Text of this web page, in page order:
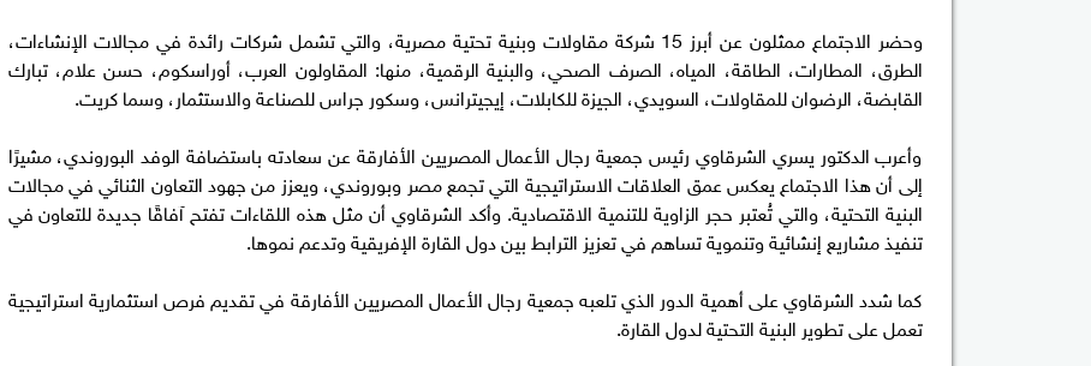
وحضر الاجتماع ممثلون عن أبرز 15 شركة مقاولات وبنية تحتية مصرية، والتي تشمل شركات رائدة في مجالات الإنشاءات،
الطرق، المطارات، الطاقة، المياه، الصرف الصحي، والبنية الرقمية، منها: المقاولون العرب، أوراسكوم، حسن علام، تبارك
القابضة، الرضوان للمقاولات، السويدي، الجيزة للكابلات، إيجيترانس، وسكور جراس للصناعة والاستثمار، وسما كريت.
وأعرب الدكتور يسري الشرقاوي رئيس جمعية رجال الأعمال المصريين الأفارقة عن سعادته باستضافة الوفد البوروندي، مشيرًا
إلى أن هذا الاجتماع يعكس عمق العلاقات الاستراتيجية التي تجمع مصر وبوروندي، ويعزز من جهود التعاون الثنائي في مجالات
البنية التحتية، والتي تُعتبر حجر الزاوية للتنمية الاقتصادية. وأكد الشرقاوي أن مثل هذه اللقاءات تفتح آفاقًا جديدة للتعاون في
تنفيذ مشاريع إنشائية وتنموية تساهم في تعزيز الترابط بين دول القارة الإفريقية وتدعم نموها.
كما شدد الشرقاوي على أهمية الدور الذي تلعبه جمعية رجال الأعمال المصريين الأفارقة في تقديم فرص استثمارية استراتيجية
تعمل على تطوير البنية التحتية لدول القارة.